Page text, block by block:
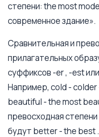
степени: the most
современное здание».
Сравнительная и
прилагательных
суффиксов -er , -est
Например, cold -
beautiful - the most
превосходная
будут better - the best .